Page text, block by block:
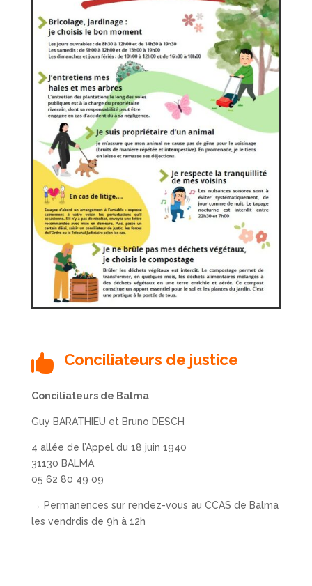
 Conciliateurs de justice
Conciliateurs de Balma
Guy BARATHIEU et Bruno DESCH
4 allée de l’Appel du 18 juin 1940
31130 BALMA
05 62 80 49 09
→ Permanences sur rendez-vous au CCAS de Balma
les vendrdis de 9h à 12h